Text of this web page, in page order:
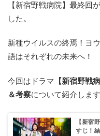
【新宿野戦病院】最終回
した。
新種ウイルスの終焉！ヨ
語はそれぞれの未来へ！
今回はドラマ 【新宿野戦
＆考察について紹介します
【新宿
すじ！